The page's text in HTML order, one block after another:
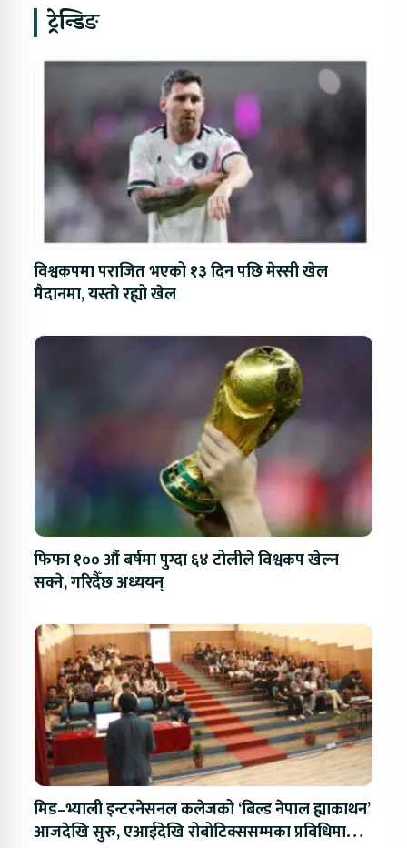
ट्रेन्डिङ
विश्वकपमा पराजित भएको १३ दिन पछि मेस्सी खेल
मैदानमा, यस्तो रह्यो खेल
फिफा १०० औं बर्षमा पुग्दा ६४ टोलीले विश्वकप खेल्न
सक्ने, गरिदैँछ अध्ययन्
मिड–भ्याली इन्टरनेसनल कलेजको ‘बिल्ड नेपाल ह्याकाथन’
आजदेखि सुरु, एआईदेखि रोबोटिक्ससम्मका प्रविधिमा